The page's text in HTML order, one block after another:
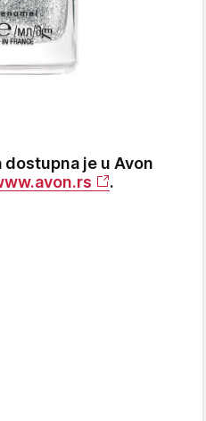
je u Avon
.